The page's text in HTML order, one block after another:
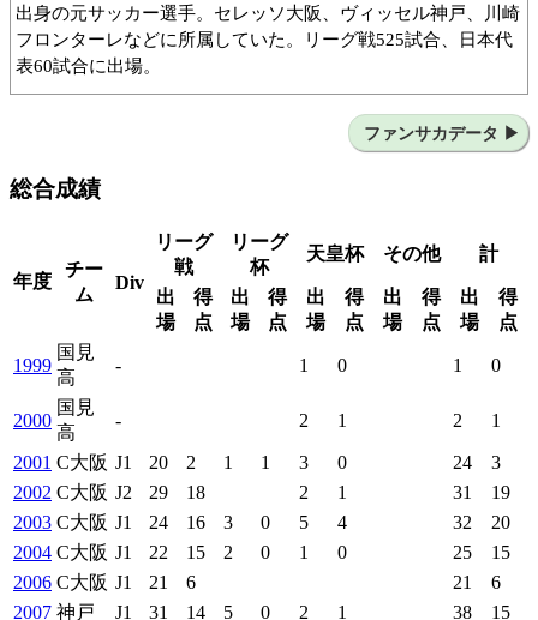
出身の元サッカー選手。セレッソ大阪、ヴィッセル神戸、川崎
フロンターレなどに所属していた。リーグ戦525試合、日本代
表60試合に出場。
RCDマジョルカ（スペイン）
ヴォルフスブルグ（ドイツ）
東京ヴェルディ セレッソ大阪
ファンサカデータ
総合成績
年度
チー
ム
Div
リーグ
戦
リーグ
杯
天皇杯 その他 計
出
場
得
点
出
場
得
点
出
場
得
点
出
場
得
点
出
場
得
点
1999
国見
高
- 1 0 1 0
2000
国見
高
- 2 1 2 1
2001 C大阪 J1 20 2 1 1 3 0 24
3
2002 C大阪 J2 29 18 2 1 31
19
2003 C大阪 J1 24 16 3 0 5 4 32
20
2004 C大阪 J1 22 15 2 0 1 0 25
15
2006 C大阪 J1 21 6 21
6
2007 神戸 J1 31 14 5 0 2 1 38
15